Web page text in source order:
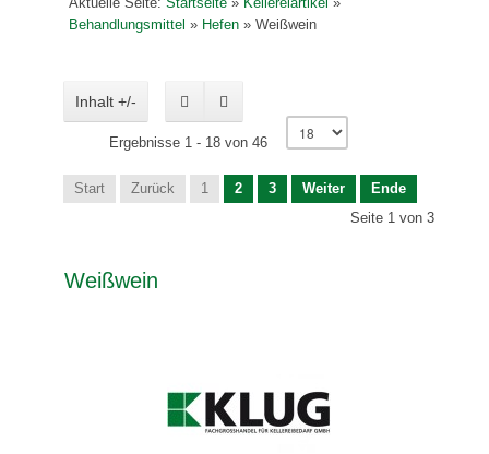
Behandlungsmittel » Hefen »Weißwein
Inhalt +/-
Ergebnisse 1 - 18 von 46
Start Zurück 1 2 3 Weiter
Ende
Seite 1 von 3
Weißwein